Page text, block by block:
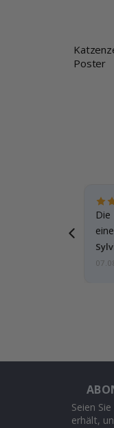
Poster
Seien
erhält,